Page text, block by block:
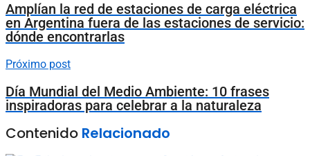
Amplían la red de estaciones de carga eléctrica
en Argentina fuera de las estaciones de servicio:
dónde encontrarlas
Próximo post
Día Mundial del Medio Ambiente: 10 frases
inspiradoras para celebrar a la naturaleza
Contenido Relacionado